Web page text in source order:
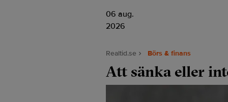
06 aug.
2026
Realtid.se Börs & finans
Att sänka eller